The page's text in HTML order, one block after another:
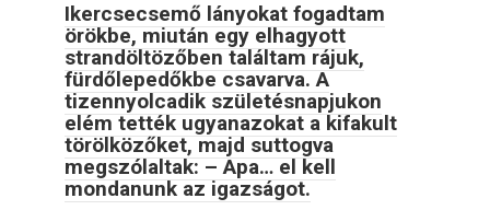
Ikercsecsemő lányokat fogadtam
örökbe, miután egy elhagyott
strandöltözőben találtam rájuk,
fürdőlepedőkbe csavarva. A
tizennyolcadik születésnapjukon
elém tették ugyanazokat a kifakult
törölközőket, majd suttogva
megszólaltak: – Apa… el kell
mondanunk az igazságot.